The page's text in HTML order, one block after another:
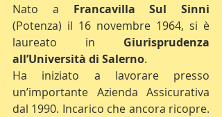
Nato a
(Potenza) il 16 novembre 1964, si è
laureato in Giurisprudenza
all’Università di Salerno.
Ha iniziato a lavorare presso
un’importante Azienda Assicurativa
dal 1990. Incarico che ancora ricopre.